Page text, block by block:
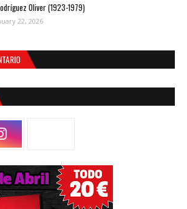
Oliver (1923-1979)
22, 2026